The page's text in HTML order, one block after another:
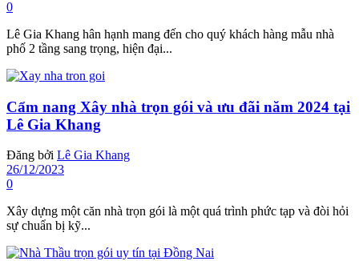
0
Lê Gia Khang hân hạnh mang đến cho quý khách hàng mẫu nhà
phố 2 tầng sang trọng, hiện đại...
Cẩm nang Xây nhà trọn gói và ưu đãi năm 2024 tại
Lê Gia Khang
Đăng bởi Lê Gia Khang
26/12/2023
0
Xây dựng một căn nhà trọn gói là một quá trình phức tạp và đòi hỏi
sự chuẩn bị kỹ...